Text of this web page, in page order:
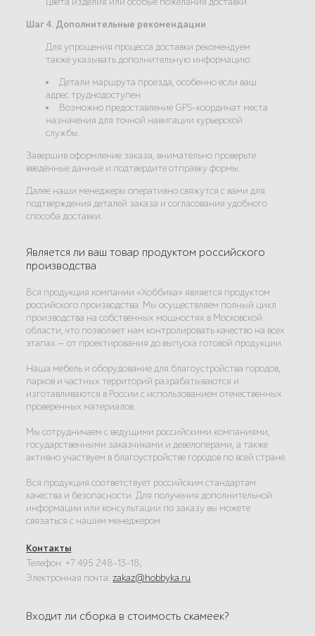
Шаг 4. Дополнительные рекомендации
Для упрощения процесса доставки рекомендуем
также указывать дополнительную информацию:
Детали маршрута проезда, особенно если ваш
адрес труднодоступен.
Возможно предоставление GPS-координат места
назначения для точной навигации курьерской
службы.
Завершив оформление заказа, внимательно проверьте
введённые данные и подтвердите отправку формы.
Далее наши менеджеры оперативно свяжутся с вами для
подтверждения деталей заказа и согласования удобного
способа доставки.
Является ли ваш товар продуктом российского
производства
Вся продукция компании «Хоббика» является продуктом
российского производства. Мы осуществляем полный цикл
производства на собственных мощностях в Московской
области, что позволяет нам контролировать качество на всех
этапах — от проектирования до выпуска готовой продукции.
Наша мебель и оборудование для благоустройства городов,
парков и частных территорий разрабатываются и
изготавливаются в России с использованием отечественных
проверенных материалов.
Мы сотрудничаем с ведущими российскими компаниями,
государственными заказчиками и девелоперами, а также
активно участвуем в благоустройстве городов по всей стране.
Вся продукция соответствует российским стандартам
качества и безопасности. Для получения дополнительной
информации или консультации по заказу вы можете
связаться с нашим менеджером.
Контакты:
Телефон: +7 495 248-13-18;
Электронная почта:zakaz@hobbyka.ru
Входит ли сборка в стоимость скамеек?